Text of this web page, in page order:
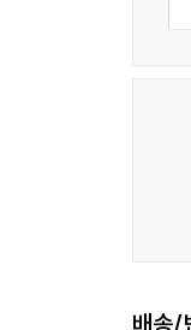
배송/